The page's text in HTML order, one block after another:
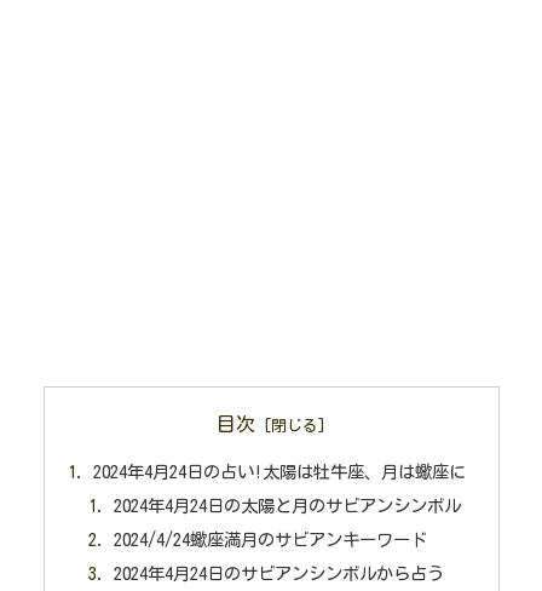
目次
2024年4月24日の占い!太陽は牡牛座、月は蠍座に
2024年4月24日の太陽と月のサビアンシンボル
2024/4/24蠍座満月のサビアンキーワード
2024年4月24日のサビアンシンボルから占う